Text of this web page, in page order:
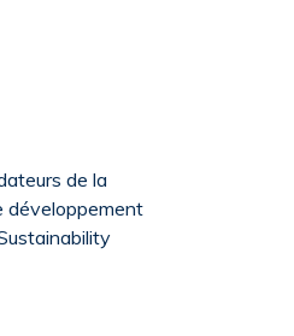
de la
développement